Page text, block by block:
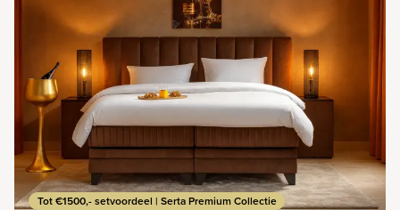
Tot €1500,- setvoordeel | Serta Premium Collectie